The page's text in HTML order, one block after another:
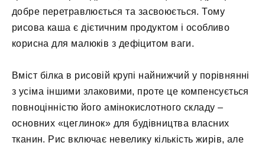
добре перетравлюється та засвоюється. Тому
рисова каша є дієтичним продуктом і особливо
корисна для малюків з дефіцитом ваги.
Вміст білка в рисовій крупі найнижчий у порівнянні
з усіма іншими злаковими, проте це компенсується
повноцінністю його амінокислотного складу –
основних «цеглинок» для будівництва власних
тканин. Рис включає невелику кількість жирів, але